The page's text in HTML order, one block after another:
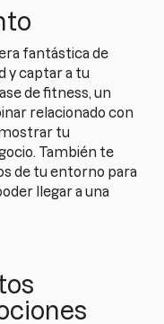
fantástica de
y captar a tu
de fitness, un
relacionado con
mostrar tu
También te
de tu entorno para
llegar a una